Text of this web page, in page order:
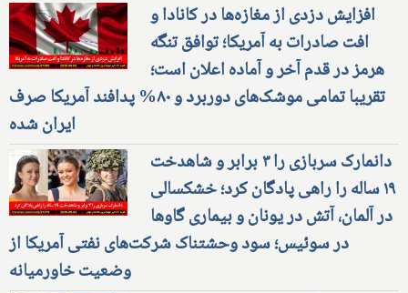
افزایش دزدی از مغازه‌ها در کانادا و
افت صادرات به آمریکا؛ توافق تنگه
هرمز در قدم آخر و آماده اعلان است؛
تقریبا تمامی موشک‌های دوربرد و ۸۰% پدافند آمریکا صرف
ایران شده
دانمارک سربازی را ۳ برابر و شاهدخت
۱۹ ساله را راهی پادگان کرد؛ خشکسالی
در آلمان، آتش در یونان و بیماری گاوها
در سوئیس؛ سود وحشتناک شرکت‌های نفتی آمریکا از
وضعیت خاورمیانه